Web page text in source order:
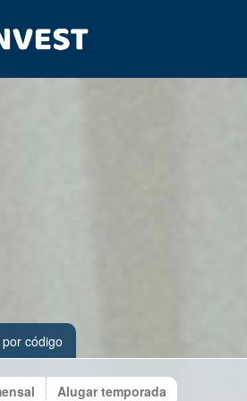
código
Alugar temporada